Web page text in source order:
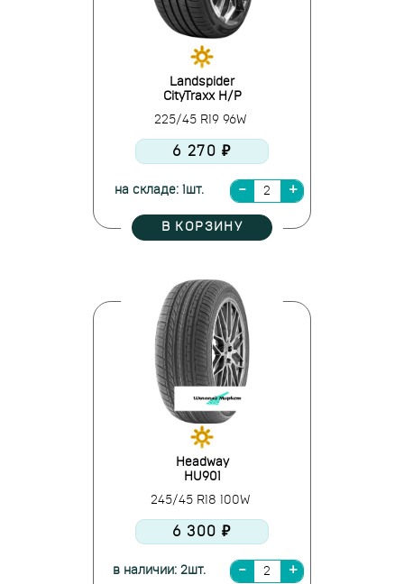
Landspider
CityTraxx H/P
225/45 R19 96W
6 270 ₽
на складе: 1шт.
В КОРЗИНУ
Headway
HU901
245/45 R18 100W
6 300 ₽
в наличии: 2шт.